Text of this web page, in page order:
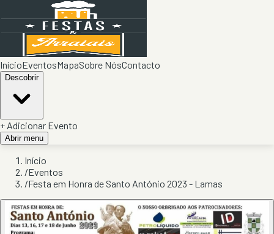
InícioEventosMapaSobre NósContacto
Descobrir
+ Adicionar Evento
Abrir menu
Início
/Eventos
/Festa em Honra de Santo António 2023 - Lamas